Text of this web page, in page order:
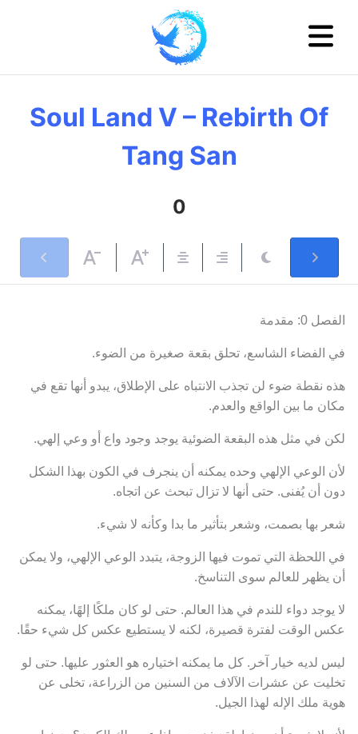
Soul Land V – Rebirth Of
Tang San
0
الفصل 0: مقدمة
في الفضاء الشاسع، تحلق بقعة صغيرة من الضوء.
هذه نقطة ضوء لن تجذب الانتباه على الإطلاق، يبدو أنها تقع في
مكان ما بين الواقع والعدم.
لكن في مثل هذه البقعة الضوئية يوجد وجود واع أو وعي إلهي.
لأن الوعي الإلهي وحده يمكنه أن ينجرف في الكون بهذا الشكل
دون أن يُفنى. حتى أنها لا تزال تبحث عن اتجاه.
شعر بها بصمت، وشعر بتأثير ما بدا وكأنه لا شيء.
في اللحظة التي تموت فيها الزوجة، يتبدد الوعي الإلهي، ولا يمكن
أن يظهر للعالم سوى التناسخ.
لا يوجد دواء للندم في هذا العالم. حتى لو كان ملكًا إلهًا، يمكنه
عكس الوقت لفترة قصيرة، لكنه لا يستطيع عكس كل شيء حقًا.
ليس لديه خيار آخر. كل ما يمكنه اختياره هو العثور عليها. حتى لو
تخليت عن عشرات الآلاف من السنين من الزراعة، تخلى عن
هوية ملك الإله لهذا الجيل.